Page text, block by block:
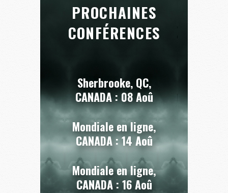
PROCHAINES
CONFÉRENCES
Sherbrooke, QC,
CANADA :08 Aoû
Mondiale en ligne,
CANADA :14 Aoû
Mondiale en ligne,
CANADA : 16 Aoû